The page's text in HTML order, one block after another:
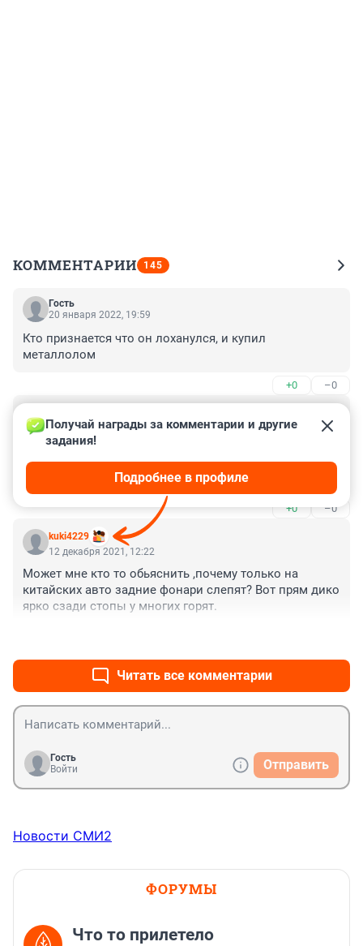
КОММЕНТАРИИ 145
Гость
20 января 2022, 19:59
Кто признается что он лоханулся, и купил
металлолом
+0 –0
13 декабря 2021, 18:17
Интересно знать, сколько комментаторов написало
про говенную начинку и электронику с китайских
+0 –0
kuki4229
Получай награды за комментарии и другие
задания!
Подробнее в профиле
12 декабря 2021, 12:22
Может мне кто то обьяснить ,почему только на
китайских авто задние фонари слепят? Вот прям дико
ярко сзади стопы у многих горят.
Читать все комментарии
Гость
Войти
Отправить
Новости СМИ2
ФОРУМЫ
Что то прилетело